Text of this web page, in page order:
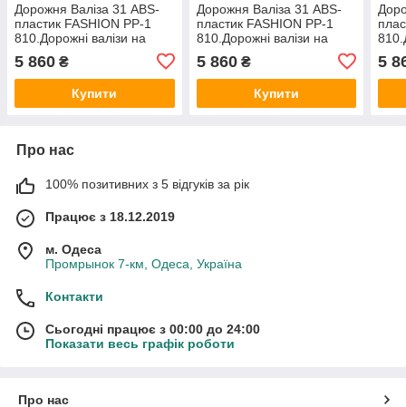
Дорожня Валіза 31 ABS-
пластик FASHION PP-1
810.Дорожні валізи на
колесах гуртом і в роздріб
в Україні
5 860 ₴
Купити
Дорожня Валіза 31 ABS-
пластик FASHION PP-1
810.Дорожні валізи на
колесах гуртом і в роздріб
в Україні
5 860₴
Купити
в
5
Про нас
100% позитивних з 5 відгуків за рік
Працює з 18.12.2019
м. Одеса
Промрынок 7-км, Одеса, Україна
Контакти
Сьогодні працює з 00:00 до 24:00
Показати весь графік роботи
Про нас